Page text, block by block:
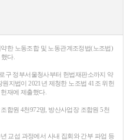
한 노동조합 및 노동관계조정법(노조법)
다.
구 정부서울청사부터 헌법재판소까지 약
지법이 2021년 제청한 노조법 41조 위헌
재에 제출했다.
합원 4천972명, 방산사업장 조합원 5천
교섭 과정에서 사내 집회와 간부 파업 등